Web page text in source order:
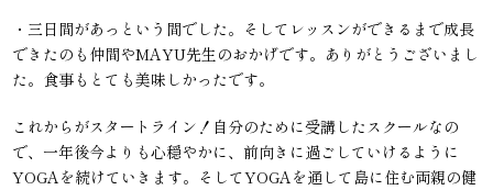
・三日間があっという間でした。そしてレッスンができるまで成長
できたのも仲間やMAYU先生のおかげです。ありがとうございまし
た。食事もとても美味しかったです。
これからがスタートライン！自分のために受講したスクールなの
で、一年後今よりも心穏やかに、前向きに過ごしていけるように
YOGAを続けていきます。そしてYOGAを通して島に住む両親の健